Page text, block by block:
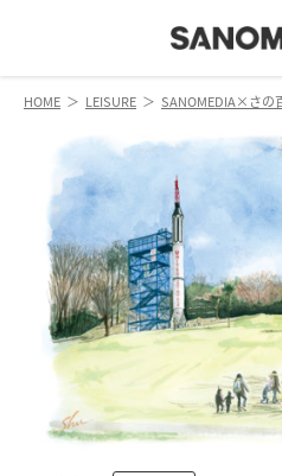
HOME ＞ LEISURE ＞ SANOMEDIA×さの